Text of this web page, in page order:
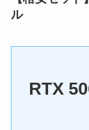
ル
RTX